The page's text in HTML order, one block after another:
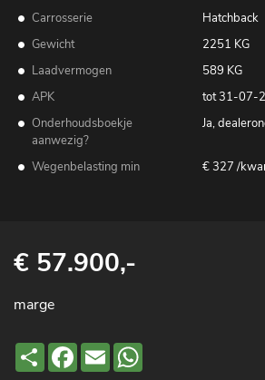
Carrosserie
Hatchback
Gewicht
2251 KG
Laadvermogen
589 KG
APK
tot 31-07-
Onderhoudsboekje
aanwezig?
Ja,
Wegenbelasting min € 327 /
€ 57.900,-
marge
Deel Facebook
Email